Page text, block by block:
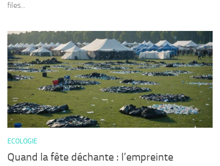
files...
ECOLOGIE
Quand la fête déchante : l’empreinte